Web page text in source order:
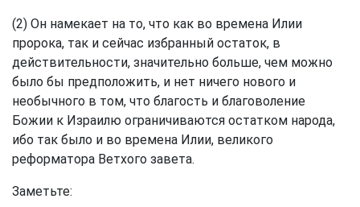
(2) Он намекает на то, что как во времена Илии
пророка, так и сейчас избранный остаток, в
действительности, значительно больше, чем можно
было бы предположить, и нет ничего нового и
необычного в том, что благость и благоволение
Божии к Израилю ограничиваются остатком народа,
ибо так было и во времена Илии, великого
реформатора Ветхого завета.
Заметьте: